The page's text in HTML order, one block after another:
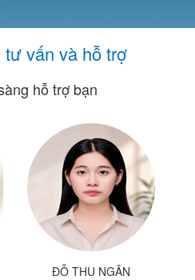
tư vấn và hỗ trợ
hỗ trợ bạn
ĐỖ THU NGÂN